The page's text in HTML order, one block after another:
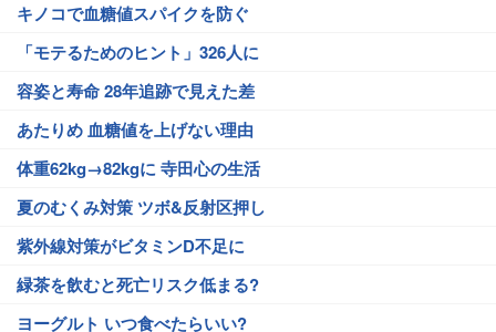
キノコで血糖値スパイクを防ぐ
「モテるためのヒント」326人に
容姿と寿命 28年追跡で見えた差
あたりめ 血糖値を上げない理由
体重62kg→82kgに 寺田心の生活
夏のむくみ対策 ツボ&反射区押し
紫外線対策がビタミンD不足に
緑茶を飲むと死亡リスク低まる?
ヨーグルト いつ食べたらいい?